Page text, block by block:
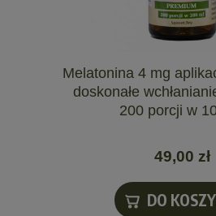
Melatonina 4 mg
doskonałe
200 porcji w
49,00 zł
DO